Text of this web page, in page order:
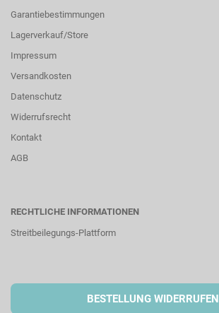
Garantiebestimmungen
Lagerverkauf/Store
Impressum
Versandkosten
Datenschutz
Widerrufsrecht
Kontakt
AGB
RECHTLICHE INFORMATIONEN
Streitbeilegungs-Plattform
BESTELLUNG WIDERRUFEN